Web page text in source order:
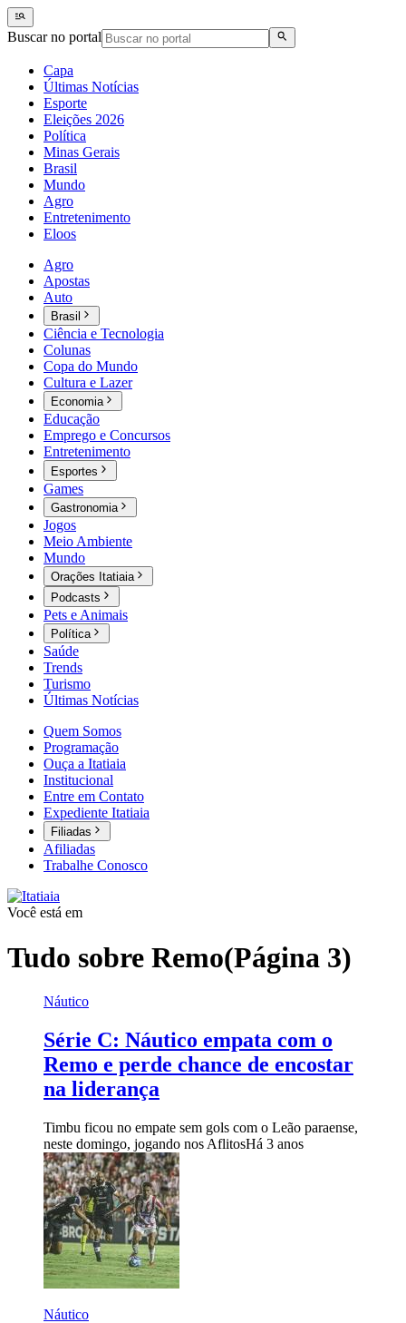
Buscar no portal
Capa
Últimas Notícias
Esporte
Eleições 2026
Política
Minas Gerais
Brasil
Mundo
Agro
Entretenimento
Eloos
Agro
Apostas
Auto
Brasil
Ciência e Tecnologia
Colunas
Copa do Mundo
Cultura e Lazer
Economia
Educação
Emprego e Concursos
Entretenimento
Esportes
Games
Gastronomia
Jogos
Meio Ambiente
Mundo
Orações Itatiaia
Podcasts
Pets e Animais
Política
Saúde
Trends
Turismo
Últimas Notícias
Quem Somos
Programação
Ouça a Itatiaia
Institucional
Entre em Contato
Expediente Itatiaia
Filiadas
Afiliadas
Trabalhe Conosco
Você está em
Tudo sobre Remo(Página 3)
Náutico
Série C: Náutico empata com o
Remo e perde chance de encostar
na liderança
Timbu ficou no empate sem gols com o Leão paraense,
neste domingo, jogando nos AflitosHá 3 anos
Náutico